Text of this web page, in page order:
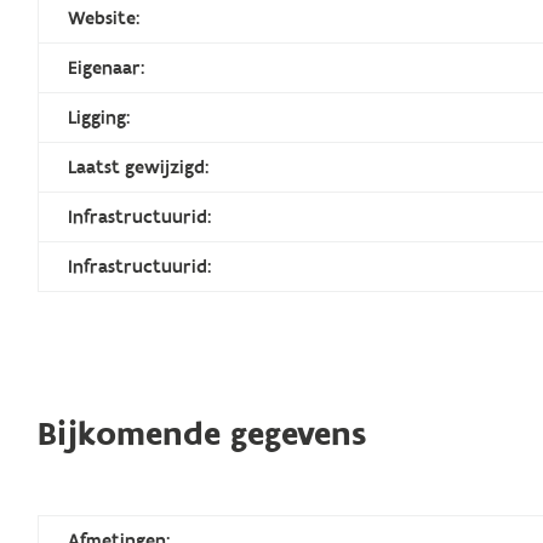
Website:
Eigenaar:
Ligging:
Laatst gewijzigd:
Infrastructuurid:
Infrastructuurid:
Bijkomende gegevens